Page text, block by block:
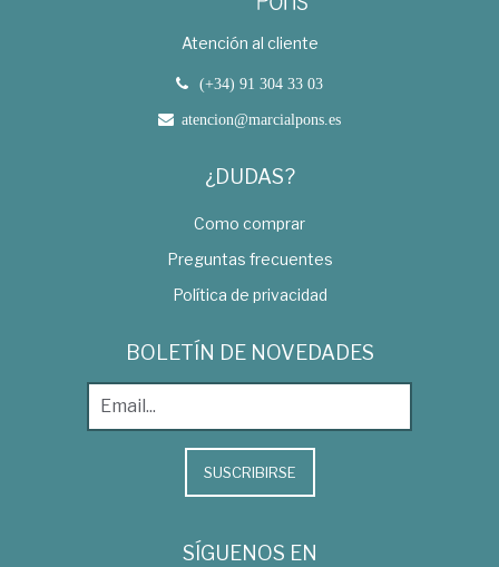
Atención al cliente
(+34) 91 304 33 03
atencion@marcialpons.es
¿DUDAS?
Como comprar
Preguntas frecuentes
Política de privacidad
BOLETÍN DE NOVEDADES
SUSCRIBIRSE
SÍGUENOS EN